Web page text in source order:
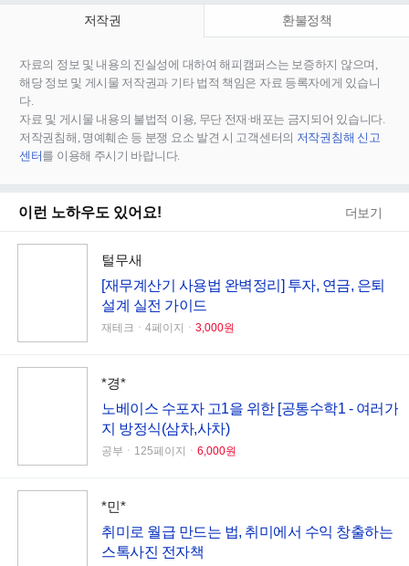
저작권 환불정책
자료의 정보 및 내용의 진실성에 대하여 해피캠퍼스는 보증하지 않으며,
해당 정보 및 게시물 저작권과 기타 법적 책임은 자료 등록자에게 있습니
다.
자료 및 게시물 내용의 불법적 이용, 무단 전재∙배포는 금지되어 있습니다.
저작권침해, 명예훼손 등 분쟁 요소 발견 시 고객센터의 저작권침해 신고
센터를 이용해 주시기 바랍니다.
이런 노하우도 있어요! 더보기
털무새
[재무계산기 사용법 완벽정리] 투자, 연금, 은퇴
설계 실전 가이드
재테크ㆍ4페이지ㆍ 3,000원
*경*
노베이스 수포자 고1을 위한 [공통수학1 - 여러가
지 방정식(삼차,사차)
공부ㆍ125페이지ㆍ 6,000원
*민*
취미로 월급 만드는 법, 취미에서 수익 창출하는
스톡사진 전자책